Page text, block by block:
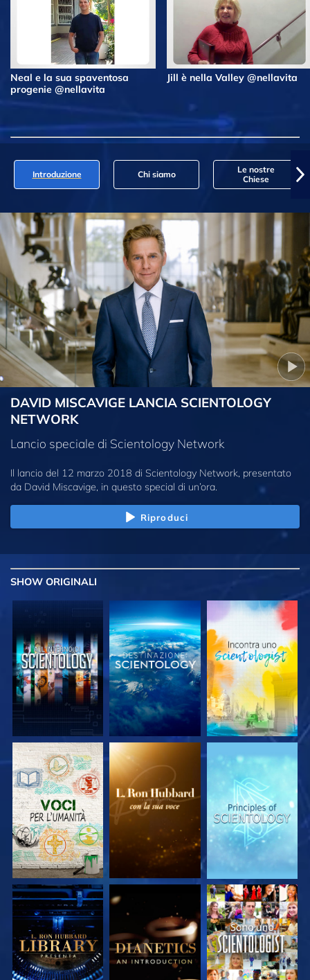
Neal e la sua spaventosa
progenie @nellavita
Jill è nella Valley @nellavita
Introduzione Chi siamo
Le nostre
Chiese
DAVID MISCAVIGE LANCIA SCIENTOLOGY
NETWORK
Lancio speciale di Scientology Network
Il lancio del 12 marzo 2018 di Scientology Network, presentato
da David Miscavige, in questo special di un’ora.
Riproduci
SHOW ORIGINALI
ESPLORA LE
SERIE
ESPLORA LE
SERIE
ESPLORA LE
SERIE
ESPLORA LE
SERIE
ESPLORA LE
SERIE
GUARDA